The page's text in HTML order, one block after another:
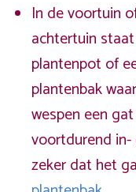
In de voortuin
achtertuin
plantenpot of
plantenbak
wespen een
voortdurend in-
zeker dat het